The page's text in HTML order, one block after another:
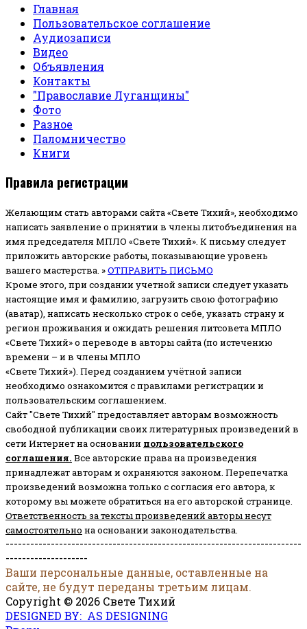
Главная
Пользовательское соглашение
Аудиозаписи
Видео
Объявления
Контакты
"Православие Луганщины"
Фото
Разное
Паломничество
Книги
Правила регистрации
Желающим стать авторами сайта «Свете Тихий», необходимо
написать заявление о принятии в члены литобъединения на
имя председателя МПЛО «Свете Тихий». К письму следует
приложить авторские работы, показывающие уровень
вашего мастерства. »ОТПРАВИТЬ ПИСЬМО
Кроме этого, при создании учетной записи следует указать
настоящие имя и фамилию, загрузить свою фотографию
(аватар), написать несколько строк о себе, указать страну и
регион проживания и ожидать решения литсовета МПЛО
«Свете Тихий» о переводе в авторы сайта (по истечению
времени – и в члены МПЛО
«Свете Тихий»). Перед созданием учётной записи
необходимо ознакомится с правилами регистрации и
пользовательским соглашением.
Сайт "Свете Тихий" предоставляет авторам возможность
свободной публикации своих литературных произведений в
сети Интернет на основании пользовательского
соглашения. Все авторские права на произведения
принадлежат авторам и охраняются законом. Перепечатка
произведений возможна только с согласия его автора, к
которому вы можете обратиться на его авторской странице.
Ответственность за тексты произведений авторы несут
самостоятельно на основании законодательства.
------------------------------------------------------------------------
--------------------
Ваши персональные данные, оставленные на
сайте, не будут переданы третьим лицам.
Copyright © 2026 Свете Тихий
DESIGNED BY: AS DESIGNING